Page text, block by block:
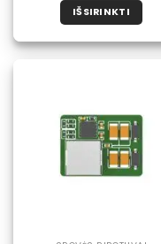
IŠSIRINKTI
produktas
Galimybe
galite
pasirinkti
produkto